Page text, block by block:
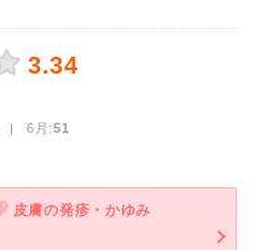
3.34
| 6月:51
皮膚の発疹・かゆみ